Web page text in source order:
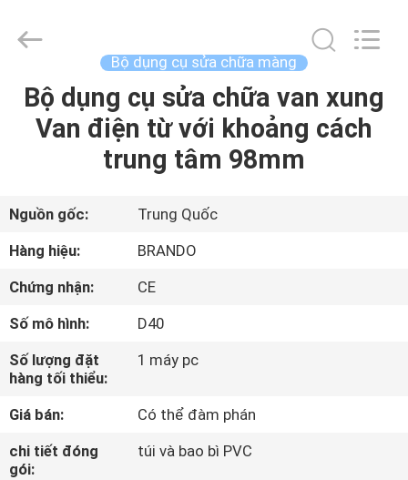
NHÀ
VỀ
CHÚNG
CHUYẾN
THAM
QUAN
NHÀ
Brando
Hardware
Reserved.
Bộ dụng cụ sửa chữa màng
Bộ dụng cụ sửa chữa van xung
Van điện từ với khoảng cách
trung tâm 98mm
Nguồn gốc:
Trung Quốc
Hàng hiệu:
BRANDO
Chứng nhận:
CE
Số mô hình:
D40
Số lượng đặt
hàng tối thiểu:
1 máy pc
Giá bán:
Có thể đàm phán
chi tiết đóng
gói:
túi và bao bì PVC